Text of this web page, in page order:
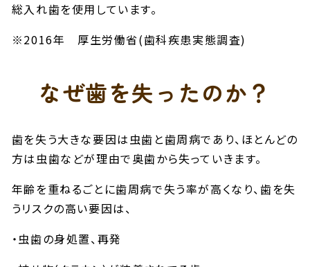
総入れ歯を使用しています。
※2016年 厚生労働省(歯科疾患実態調査)
なぜ歯を失ったのか？
歯を失う大きな要因は虫歯と歯周病であり、ほとんどの
方は虫歯などが理由で奥歯から失っていきます。
年齢を重ねるごとに歯周病で失う率が高くなり、歯を失
うリスクの高い要因は、
・虫歯の身処置、再発